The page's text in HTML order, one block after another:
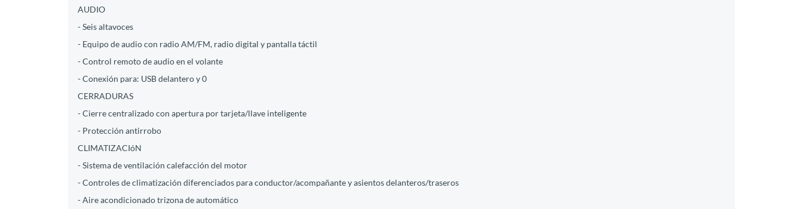
AUDIO
- Seis altavoces
- Equipo de audio con radio AM/FM, radio digital y pantalla táctil
- Control remoto de audio en el volante
- Conexión para: USB delantero y 0
CERRADURAS
- Cierre centralizado con apertura por tarjeta/llave inteligente
- Protección antirrobo
CLIMATIZACIóN
- Sistema de ventilación calefacción del motor
- Controles de climatización diferenciados para conductor/acompañante y asientos delanteros/traseros
- Aire acondicionado trizona de automático